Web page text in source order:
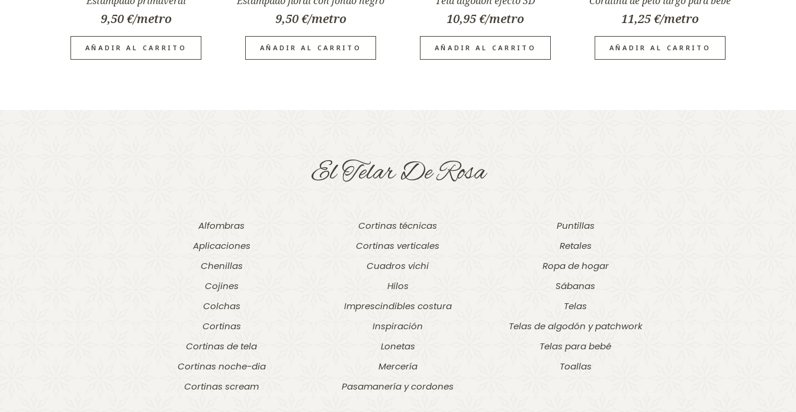
9,50€
AÑADIR AL CARRITO
9,50€
AÑADIR AL CARRITO
10,95€
AÑADIR AL CARRITO
11,25€
AÑADIR AL CARRITO
El Telar De Rosa
Alfombras
Aplicaciones
Chenillas
Cojines
Colchas
Cortinas
Cortinas de tela
Cortinas noche-dia
Cortinas scream
Cortinas técnicas
Cortinas verticales
Cuadros vichi
Hilos
Imprescindibles costura
Inspiración
Lonetas
Mercería
Pasamanería y cordones
Puntillas
Retales
Ropa de hogar
Sábanas
Telas
Telas de algodón y patchwork
Telas para bebé
Toallas